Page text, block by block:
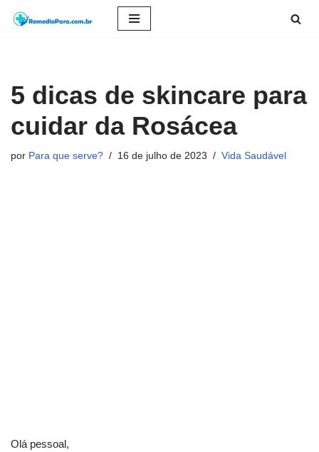
conteúdo
5 dicas de skincare para
cuidar da Rosácea
por Para que serve? 16 de julho de 2023 Vida Saudável
Olá pessoal,